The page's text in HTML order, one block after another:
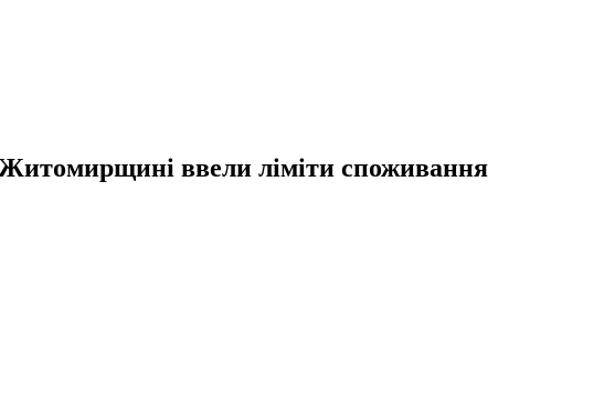
Житомирщині ввели ліміти споживання